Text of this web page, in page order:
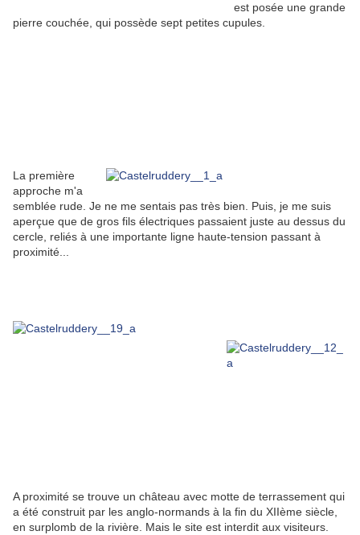
est posée une grande
pierre couchée, qui possède sept petites cupules.
La première
approche m'a
semblée rude. Je ne me sentais pas très bien. Puis, je me suis
aperçue que de gros fils électriques passaient juste au dessus du
cercle, reliés à une importante ligne haute-tension passant à
proximité...
A proximité se trouve un château avec motte de terrassement qui
a été construit par les anglo-normands à la fin du XIIème siècle,
en surplomb de la rivière. Mais le site est interdit aux visiteurs.